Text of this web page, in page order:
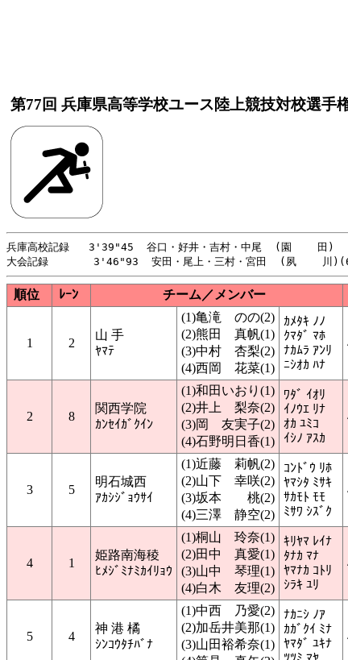
第77回 兵庫県高等学校ユース陸上競技対校選手
兵庫高校記録   3'39"45  谷口・好井・吉村・中尾  (園    田
順位 ﾚｰﾝ チーム／メンバー
1 2
山 手
ﾔﾏﾃ
(1)亀滝 のの(2)
(2)熊田 真帆(1)
(3)中村 杏梨(2)
(4)西岡 花菜(1)
ｶﾒﾀｷ ﾉﾉ
ｸﾏﾀﾞ ﾏﾎ
ﾅｶﾑﾗ ｱﾝﾘ
ﾆｼｵｶ ﾊﾅ
2 8
関西学院
ｶﾝｾｲｶﾞｸｲﾝ
(1)和田いおり(1)
(2)井上 梨奈(2)
(3)岡 友実子(2)
(4)石野明日香(1)
ﾜﾀﾞ ｲｵﾘ
ｲﾉｳｴ ﾘﾅ
ｵｶ ﾕﾐｺ
ｲｼﾉ ｱｽｶ
3 5
明石城西
ｱｶｼｼﾞｮｳｻｲ
(1)近藤 莉帆(2)
(2)山下 幸咲(2)
(3)坂本 桃(2)
(4)三澤 静空(2)
ｺﾝﾄﾞｳ ﾘﾎ
ﾔﾏｼﾀ ﾐｻｷ
ｻｶﾓﾄ ﾓﾓ
ﾐｻﾜ ｼｽﾞｸ
4 1
姫路南海稜
ﾋﾒｼﾞﾐﾅﾐｶｲﾘｮｳ
(1)桐山 玲奈(1)
(2)田中 真愛(1)
(3)山中 琴理(1)
(4)白木 友理(2)
ｷﾘﾔﾏ ﾚｲﾅ
ﾀﾅｶ ﾏﾅ
ﾔﾏﾅｶ ｺﾄﾘ
ｼﾗｷ ﾕﾘ
5 4
神 港 橘
ｼﾝｺｳﾀﾁﾊﾞﾅ
(1)中西 乃愛(2)
(2)加岳井美那(1)
(3)山田裕希奈(1)
ﾅｶﾆｼ ﾉｱ
ｶｶﾞｸｲ ﾐﾅ
ﾔﾏﾀﾞ ﾕｷﾅ